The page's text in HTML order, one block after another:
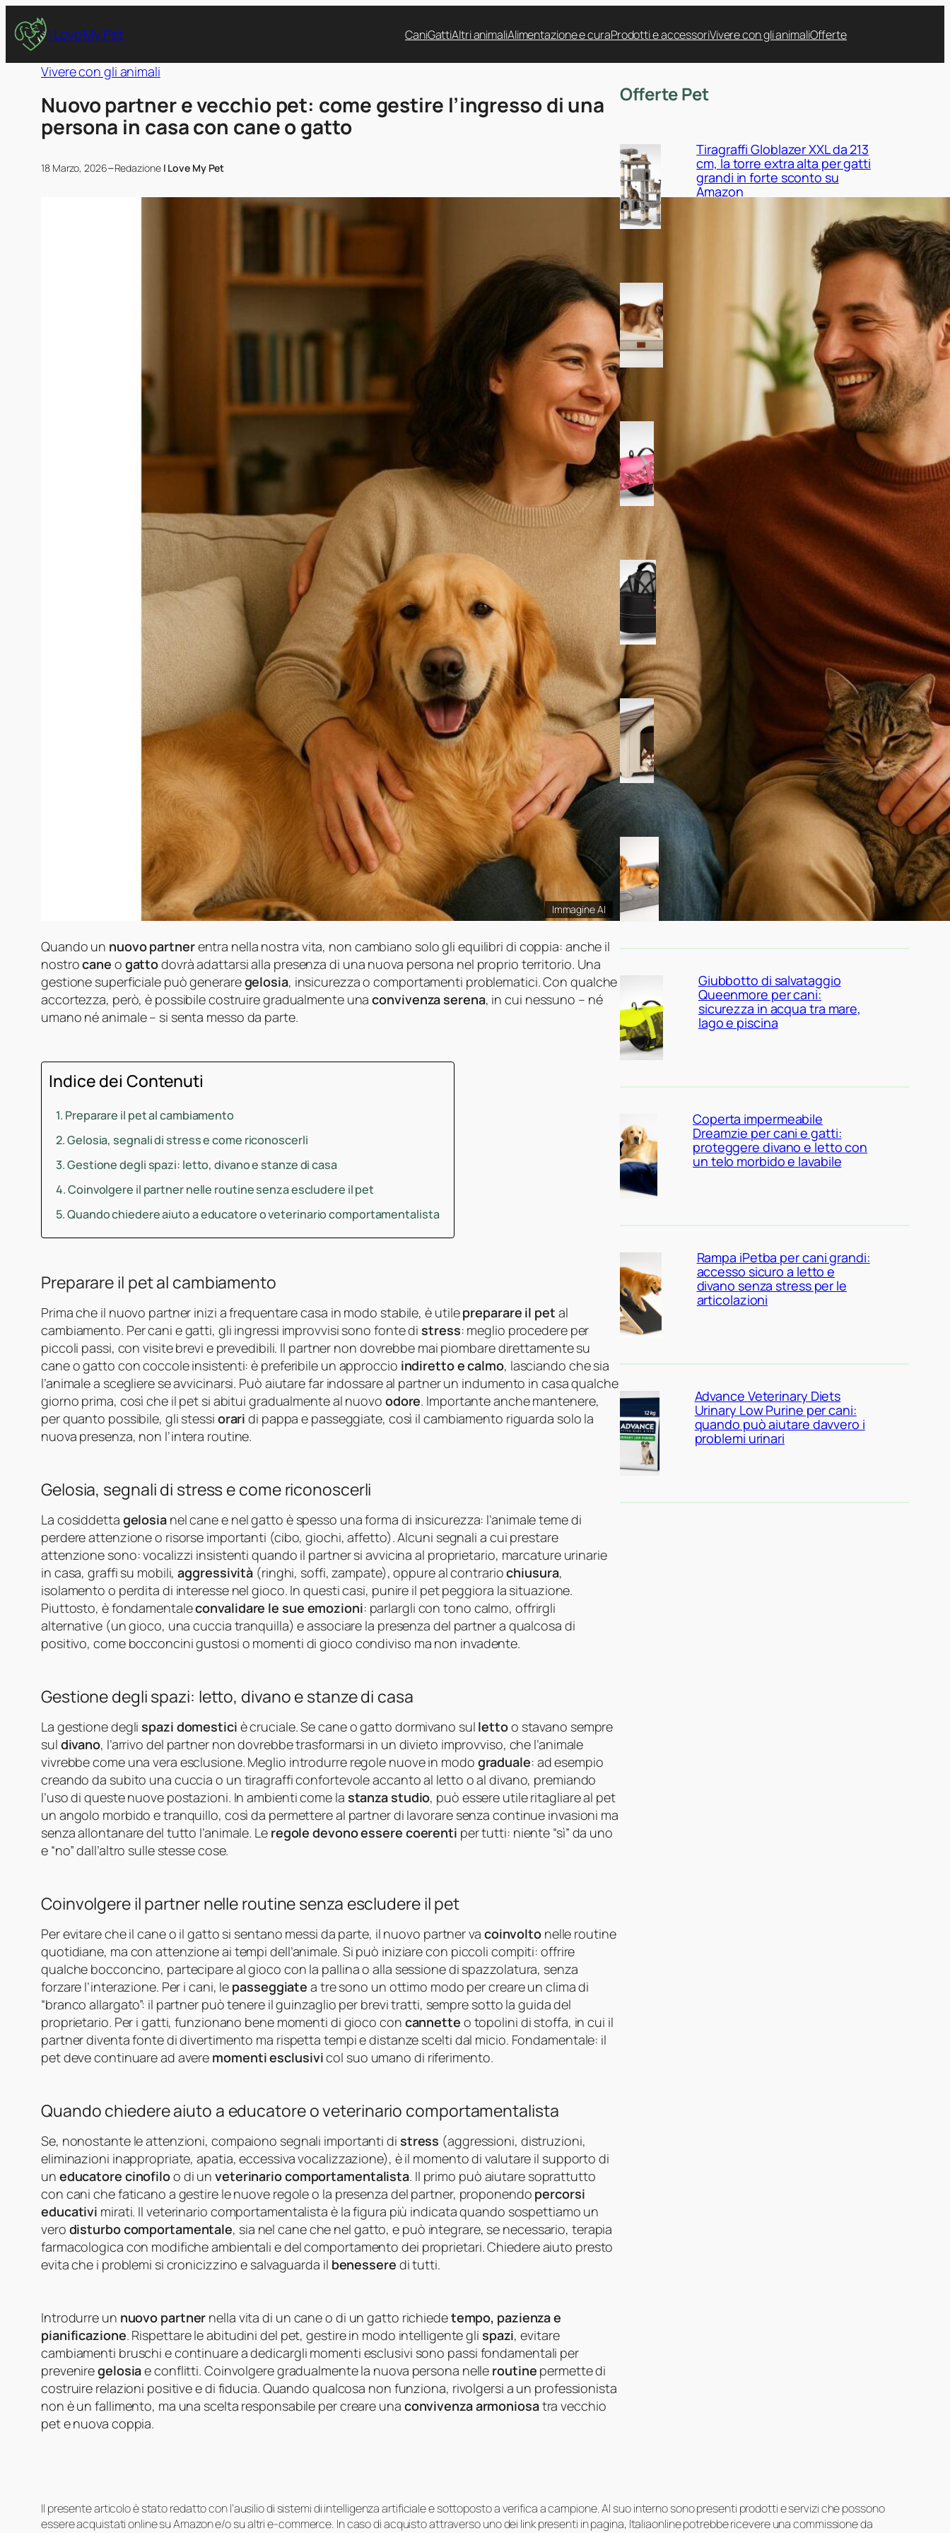
I Love My Pet CaniGattiAltri animaliAlimentazione e curaProdotti e accessoriVivere con gli animaliOfferte
Vivere con gli animali
Nuovo partner e vecchio pet: come gestire l’ingresso di una
persona in casa con cane o gatto
18 Marzo, 2026–Redazione I Love My Pet
Immagine AI
Quando un nuovo partnerentra nella nostra vita, non cambiano solo gli equilibri di coppia: anche il
nostrocane o gattodovrà adattarsi alla presenza di una nuova persona nel proprio territorio. Una
gestione superficiale può generaregelosia, insicurezza o comportamenti problematici. Con qualche
accortezza, però, è possibile costruire gradualmente unaconvivenza serena, in cui nessuno – né
umano né animale – si senta messo da parte.
Indice dei Contenuti
Preparare il pet al cambiamento
Gelosia, segnali di stress e come riconoscerli
Gestione degli spazi: letto, divano e stanze di casa
Coinvolgere il partner nelle routine senza escludere il pet
Quando chiedere aiuto a educatore o veterinario comportamentalista
Preparare il pet al cambiamento
Prima che il nuovo partner inizi a frequentare casa in modo stabile, è utilepreparare il pet al
cambiamento. Per cani e gatti, gli ingressi improvvisi sono fonte distress: meglio procedere per
piccoli passi, con visite brevi e prevedibili. Il partner non dovrebbe mai piombare direttamente su
cane o gatto con coccole insistenti: è preferibile un approccio indiretto e calmo, lasciando che sia
l’animale a scegliere se avvicinarsi. Può aiutare far indossare al partner un indumento in casa qualche
giorno prima, così che il pet si abitui gradualmente al nuovo odore. Importante anche mantenere,
per quanto possibile, gli stessi orari di pappa e passeggiate, così il cambiamento riguarda solo la
nuova presenza, non l’intera routine.
Gelosia, segnali di stress e come riconoscerli
La cosiddetta gelosianel cane e nel gatto è spesso una forma di insicurezza: l’animale teme di
perdere attenzione o risorse importanti (cibo, giochi, affetto). Alcuni segnali a cui prestare
attenzione sono: vocalizzi insistenti quando il partner si avvicina al proprietario, marcature urinarie
in casa, graffi su mobili,aggressività (ringhi, soffi, zampate), oppure al contrariochiusura,
isolamento o perdita di interesse nel gioco. In questi casi, punire il pet peggiora la situazione.
Piuttosto, è fondamentaleconvalidare le sue emozioni: parlargli con tono calmo, offrirgli
alternative (un gioco, una cuccia tranquilla) e associare la presenza del partner a qualcosa di
positivo, come bocconcini gustosi o momenti di gioco condiviso ma non invadente.
Gestione degli spazi: letto, divano e stanze di casa
La gestione deglispazi domestici è cruciale. Se cane o gatto dormivano sul lettoo stavano sempre
sul divano, l’arrivo del partner non dovrebbe trasformarsi in un divieto improvviso, che l’animale
vivrebbe come una vera esclusione. Meglio introdurre regole nuove in modo graduale: ad esempio
creando da subito una cuccia o un tiragraffi confortevole accanto al letto o al divano, premiando
l’uso di queste nuove postazioni. In ambienti come la stanza studio, può essere utile ritagliare al pet
un angolo morbido e tranquillo, così da permettere al partner di lavorare senza continue invasioni ma
senza allontanare del tutto l’animale. Le regole devono essere coerenti per tutti: niente “sì” da uno
e “no” dall’altro sulle stesse cose.
Coinvolgere il partner nelle routine senza escludere il pet
Per evitare che il cane o il gatto si sentano messi da parte, il nuovo partner va coinvoltonelle routine
quotidiane, ma con attenzione ai tempi dell’animale. Si può iniziare con piccoli compiti: offrire
qualche bocconcino, partecipare al gioco con la pallina o alla sessione di spazzolatura, senza
forzare l’interazione. Per i cani, le passeggiate a tre sono un ottimo modo per creare un clima di
“branco allargato”: il partner può tenere il guinzaglio per brevi tratti, sempre sotto la guida del
proprietario. Per i gatti, funzionano bene momenti di gioco con cannette o topolini di stoffa, in cui il
partner diventa fonte di divertimento ma rispetta tempi e distanze scelti dal micio. Fondamentale: il
pet deve continuare ad avere momenti esclusivicol suo umano di riferimento.
Quando chiedere aiuto a educatore o veterinario comportamentalista
Se, nonostante le attenzioni, compaiono segnali importanti di stress (aggressioni, distruzioni,
eliminazioni inappropriate, apatia, eccessiva vocalizzazione), è il momento di valutare il supporto di
un educatore cinofiloo di unveterinario comportamentalista. Il primo può aiutare soprattutto
con cani che faticano a gestire le nuove regole o la presenza del partner, proponendo percorsi
educativi mirati. Il veterinario comportamentalista è la figura più indicata quando sospettiamo un
vero disturbo comportamentale, sia nel cane che nel gatto, e può integrare, se necessario, terapia
farmacologica con modifiche ambientali e del comportamento dei proprietari. Chiedere aiuto presto
evita che i problemi si cronicizzino e salvaguarda il benessere di tutti.
Introdurre un nuovo partner nella vita di un cane o di un gatto richiedetempo, pazienza e
pianificazione. Rispettare le abitudini del pet, gestire in modo intelligente gli spazi, evitare
cambiamenti bruschi e continuare a dedicargli momenti esclusivi sono passi fondamentali per
preveniregelosiae conflitti. Coinvolgere gradualmente la nuova persona nelle routine permette di
costruire relazioni positive e di fiducia. Quando qualcosa non funziona, rivolgersi a un professionista
non è un fallimento, ma una scelta responsabile per creare una convivenza armoniosatra vecchio
pet e nuova coppia.
Offerte Pet
Tiragraffi Globlazer XXL da 213
cm, la torre extra alta per gatti
grandi in forte sconto su
Amazon
Cuccia EHEYCIGA XXL per cani
da interno, il maxi cuscino
ortopedico in promo su
Giubbotto di salvataggio
Queenmore per cani, il modello
rosa mimetico ideale per mare
e piscina in offerta su Amazon
Cestino bici frontale TRIXIE per
cani fino a 6 kg, l’accessorio
per le pedalate in città in super
offerta su Amazon
PawHut cuccia per cani da
esterno taglia grande, la
casetta in plastica
impermeabile ora a prezzo
ribassato su Amazon
Cuccia ortopedica Feandrea
Blomfy per cani: un letto
comodo per sostegno di
schiena e articolazioni
Giubbotto di salvataggio
Queenmore per cani:
sicurezza in acqua tra mare,
lago e piscina
Coperta impermeabile
Dreamzie per cani e gatti:
proteggere divano e letto con
un telo morbido e lavabile
Rampa iPetba per cani grandi:
accesso sicuro a letto e
divano senza stress per le
articolazioni
Advance Veterinary Diets
Urinary Low Purine per cani:
quando può aiutare davvero i
problemi urinari
Il presente articolo è stato redatto con l’ausilio di sistemi di intelligenza artificiale e sottoposto a verifica a campione. Al suo interno sono presenti prodotti e servizi che possono
essere acquistati online su Amazon e/o su altri e-commerce. In caso di acquisto attraverso uno dei link presenti in pagina, Italiaonline potrebbe ricevere una commissione da